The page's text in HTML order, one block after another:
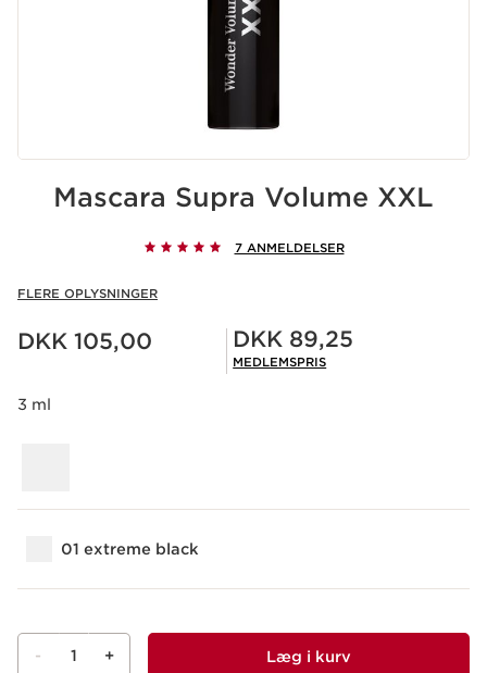
Mascara Supra Volume XXL
7 ANMELDELSER
FLERE OPLYSNINGER
Nuværende pris DKK 105,00
DKK 105,00 Medlemspris DKK 89,25
DKK 89,25
MEDLEMSPRIS
3 ml
01 extreme black
- 1 + Læg i kurv